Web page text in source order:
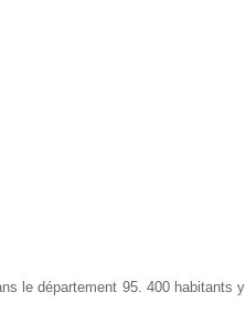
le département 95. 400 habitants y